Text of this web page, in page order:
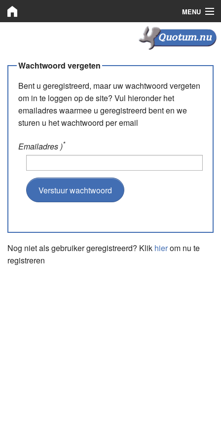
MENU
Bemiddeling
Nieuws
Registreren
Quotum.nu
Wachtwoord vergeten
Bent u geregistreerd, maar uw wachtwoord vergeten
om in te loggen op de site? Vul hieronder het
emailadres waarmee u geregistreerd bent en we
sturen u het wachtwoord per email
Emailadres )*
Verstuur wachtwoord
Nog niet als gebruiker geregistreerd? Klik hierom nu te
registreren